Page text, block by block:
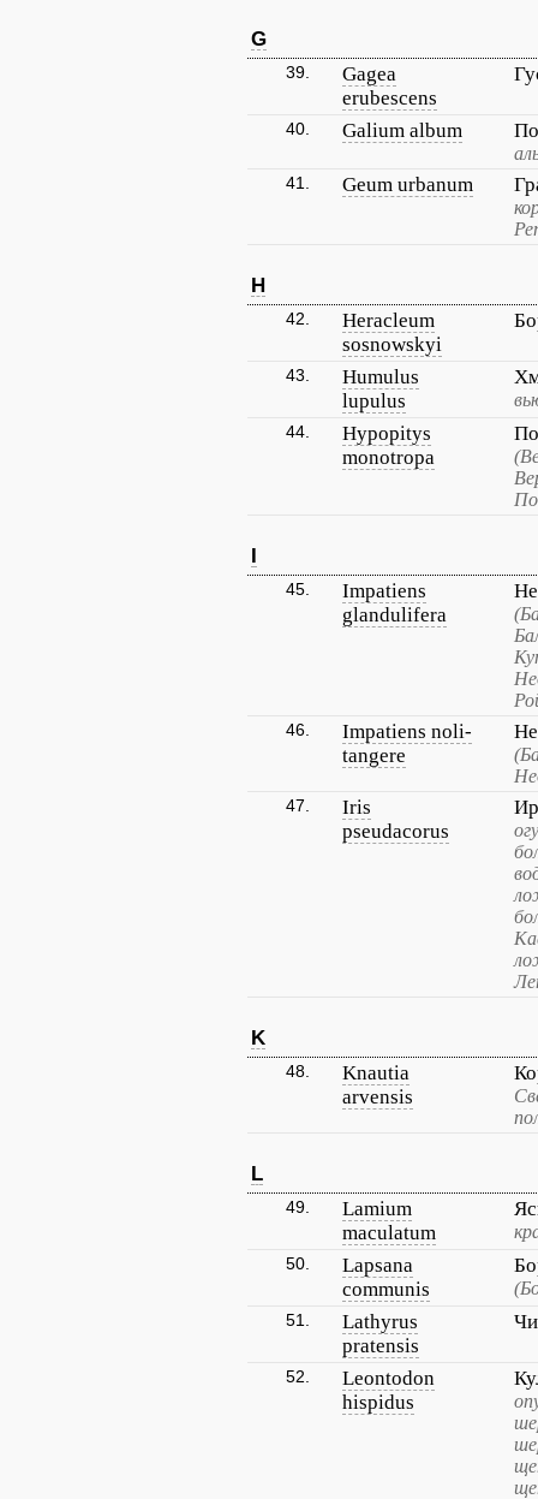
G
39.
Gagea
erubescens
40. Galium album
41. Geum urbanum
H
42.
Heracleum
sosnowskyi
43.
Humulus
lupulus
44.
Hypopitys
monotropa
I
45.
Impatiens
glandulifera
46.
Impatiens noli-
tangere
47.
Iris
pseudacorus
K
48.
Knautia
arvensis
L
49.
Lamium
maculatum
50.
Lapsana
communis
51.
Lathyrus
pratensis
52.
Leontodon
hispidus